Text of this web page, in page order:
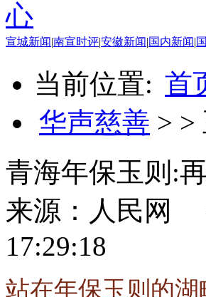
宣城新闻|南宣时评|安徽新闻|国内新闻|
当前位置: 首
华声慈善 > >
青海年保玉则:
来源：人民网
17:29:18
站在年保玉则的